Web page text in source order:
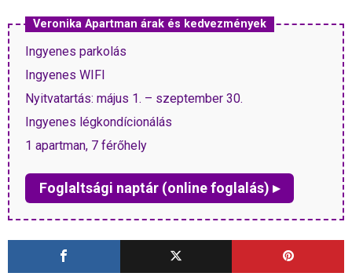
Veronika Apartman árak és kedvezmények
Ingyenes parkolás
Ingyenes WIFI
Nyitvatartás: május 1. – szeptember 30.
Ingyenes légkondícionálás
1 apartman, 7 férőhely
Foglaltsági naptár (online foglalás) ▸